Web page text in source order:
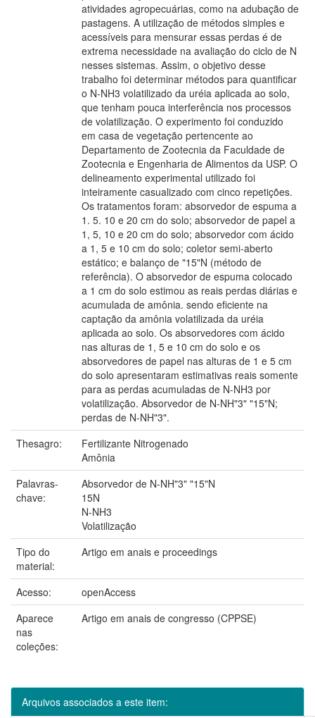
atividades agropecuárias, como na adubação de
pastagens. A utilização de métodos simples e
acessíveis para mensurar essas perdas é de
extrema necessidade na avaliação do ciclo de N
nesses sistemas. Assim, o objetivo desse
trabalho foi determinar métodos para quantificar
o N-NH3 volatilizado da uréia aplicada ao solo,
que tenham pouca interferência nos processos
de volatilização. O experimento foi conduzido
em casa de vegetação pertencente ao
Departamento de Zootecnia da Faculdade de
Zootecnia e Engenharia de Alimentos da USP. O
delineamento experimental utilizado foi
inteiramente casualizado com cinco repetições.
Os tratamentos foram: absorvedor de espuma a
1. 5. 10 e 20 cm do solo; absorvedor de papel a
1, 5, 10 e 20 cm do solo; absorvedor com ácido
a 1, 5 e 10 cm do solo; coletor semi-aberto
estático; e balanço de "15"N (método de
referência). O absorvedor de espuma colocado
a 1 cm do solo estimou as reais perdas diárias e
acumulada de amônia. sendo eficiente na
captação da amônia volatilizada da uréia
aplicada ao solo. Os absorvedores com ácido
nas alturas de 1, 5 e 10 cm do solo e os
absorvedores de papel nas alturas de 1 e 5 cm
do solo apresentaram estimativas reais somente
para as perdas acumuladas de N-NH3 por
volatilização. Absorvedor de N-NH"3" "15"N;
perdas de N-NH"3".
Thesagro:
Fertilizante Nitrogenado
Amônia
Palavras-
chave:
Absorvedor de N-NH"3" "15"N
15N
N-NH3
Volatilização
Tipo do
material:
Artigo em anais e proceedings
Acesso:
openAccess
Aparece
nas
coleções:
Artigo em anais de congresso (CPPSE)
Arquivos associados a este item: